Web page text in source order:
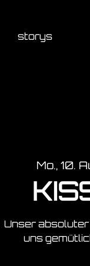
storys
Mo., 10.
Unser
uns